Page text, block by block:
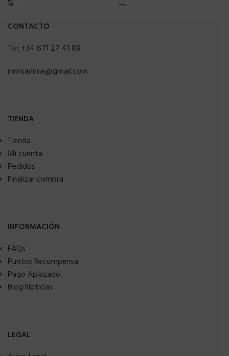
CONTACTO
Tel: +34 671 27 41 89
mmsanime@gmail.com
TIENDA
Tienda
Mi cuenta
Pedidos
Finalizar compra
INFORMACIÓN
FAQs
Puntos Recompensa
Pago Aplazado
Blog Noticias
LEGAL